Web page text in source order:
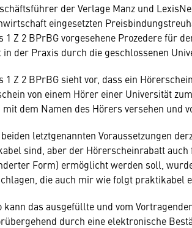
der Verlage Manz und
eingesetzten
1 Z 2 BPrBG vorgesehene Prozedere für
in der Praxis durch die geschlossenen
1 Z 2 BPrBG sieht vor, dass ein
von einem Hörer einer Universität
mit dem Namen des Hörers versehen und
beiden letztgenannten Voraussetzungen
sind, aber der Hörerscheinrabatt
Form) ermöglicht werden soll,
die auch mir wie folgt praktikabel
kann das ausgefüllte und vom
durch eine elektronische